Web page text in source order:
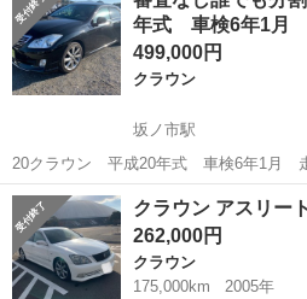
ません。 近隣でしたら配送...
年式 車検6年1月
499,000円
クラウン
坂ノ市駅
20クラウン 平成20年式 車検6年1月
ビ DVD 2,500cc HDD プッシュスタート スマートキー エコモー
ド ステアリングリモコン ウッドコンビハン
純...
大分 大分市 坂ノ市駅 クラウン
クラウン アスリート
262,000円
クラウン
175,000km
2005年